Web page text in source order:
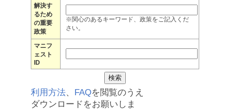
解決す
るため
の重要
政策
※関心のあるキーワード、政策をご記入くだ
さい。
マニフ
ェスト
ID
利用方法、 FAQを閲覧のうえ
ダウンロードをお願いしま